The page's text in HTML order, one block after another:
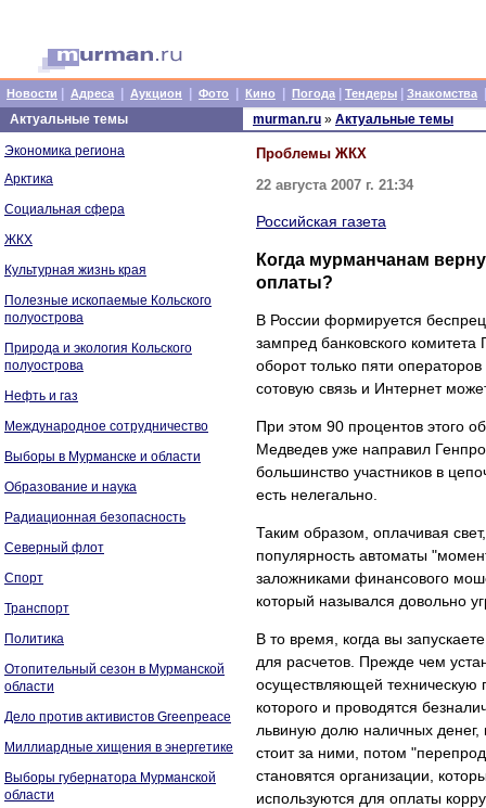
Новости Адреса Аукцион Фото Кино Погода Тендеры Знакомства
Актуальные темы
Экономика региона
Арктика
Социальная сфера
ЖКХ
Культурная жизнь края
Полезные ископаемые Кольского
полуострова
Природа и экология Кольского
полуострова
Нефть и газ
Международное сотрудничество
Выборы в Мурманске и области
Образование и наука
Радиационная безопасность
Северный флот
Спорт
Транспорт
Политика
Отопительный сезон в Мурманской
области
Дело против активистов Greenpeace
Миллиардные хищения в энергетике
Выборы губернатора Мурманской
области
murman.ru » Актуальные темы
Проблемы ЖКХ
22 августа 2007 г. 21:34
Российская газета
Когда мурманчанам
оплаты?
В России формируется
зампред банковского
оборот только пяти
сотовую связь и Интернет
При этом 90 процентов этого
Медведев уже направил
большинство участников в
есть нелегально.
Таким образом, оплачивая
популярность автоматы
заложниками финансового
который назывался довольно
В то время, когда вы
для расчетов. Прежде чем
осуществляющей техническую
которого и проводятся
львиную долю наличных денег,
стоит за ними, потом
становятся организации,
используются для оплаты